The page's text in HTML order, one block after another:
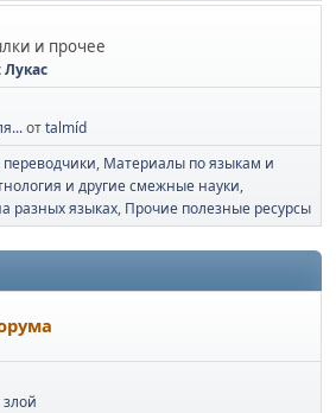
и прочее
Лукас
отtalmíd
Материалы по языкам и
и другие смежные науки
разных языках Прочие полезные ресурсы
злой